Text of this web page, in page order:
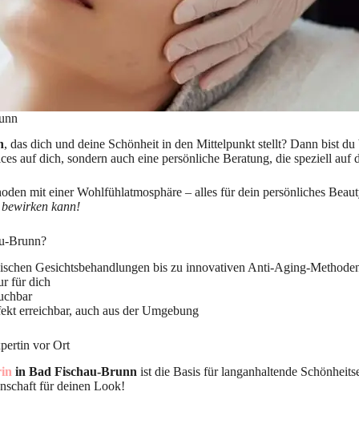
, das dich und deine Schönheit in den Mittelpunkt stellt? Dann bist
auf dich, sondern auch eine persönliche Beratung, die speziell auf
mit einer Wohlfühlatmosphäre – alles für dein persönliches
kann!
Brunn?
Gesichtsbehandlungen bis zu innovativen Anti-Aging-
für dich
erreichbar, auch aus der Umgebung
vor Ort
in Bad Fischau-Brunn ist die Basis für langanhaltende
für deinen Look!